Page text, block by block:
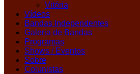
Vitória
Vídeos
Bandas Independentes
Galeria de Bandas
Programas
Shows / Eventos
Sobre
Colunistas